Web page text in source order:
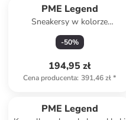
PME Legend
Sneakersy w kolorze
niebieskim
-50%
194,95 zł
Cena producenta: 391,46 zł*
PME Legend